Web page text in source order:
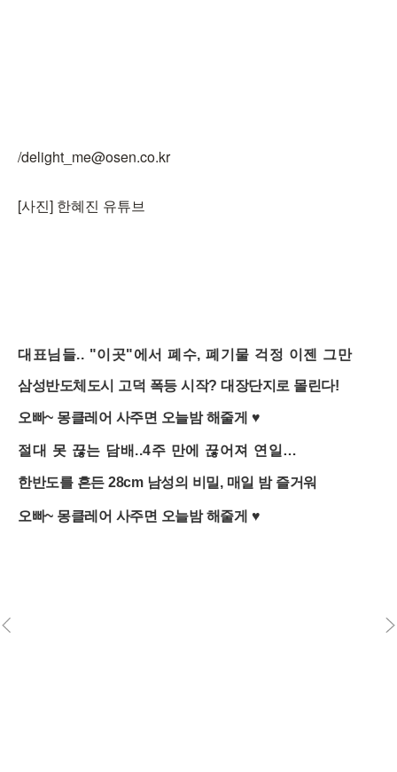
/delight_me@osen.co.kr
[사진] 한혜진 유튜브